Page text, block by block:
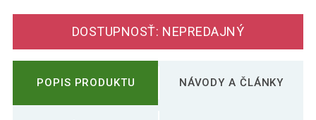
DOSTUPNOSŤ: NEPREDAJNÝ
POPIS PRODUKTU NÁVODY A ČLÁNKY